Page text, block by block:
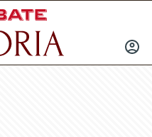
INICIAR